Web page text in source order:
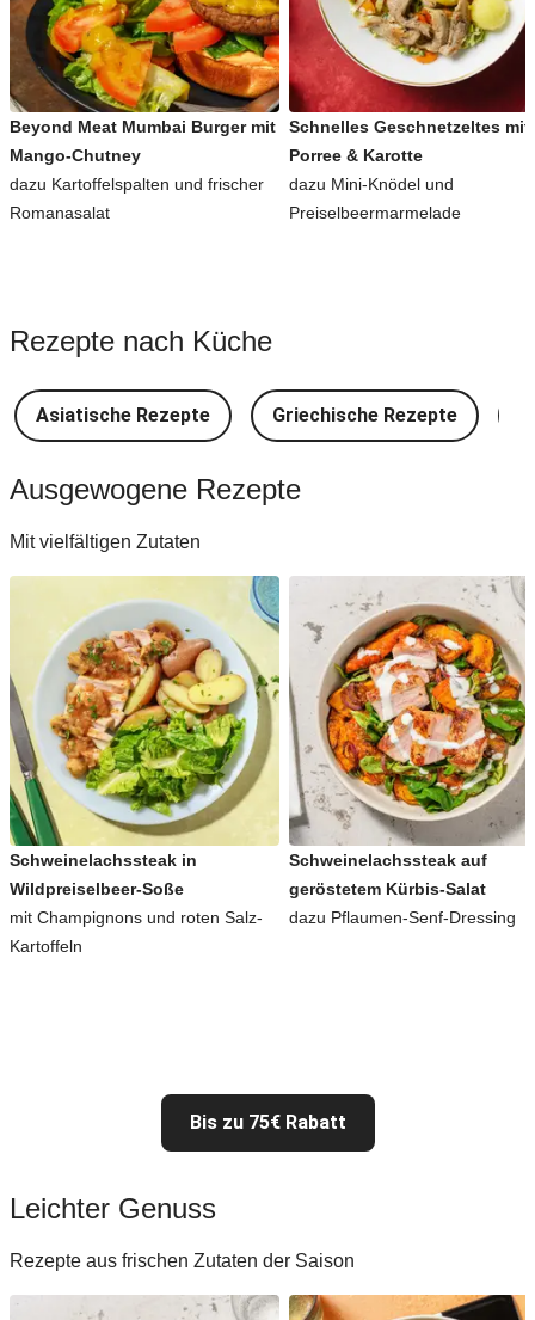
Beyond Meat Mumbai Burger mit
Mango-Chutney
dazu Kartoffelspalten und frischer
Romanasalat
Schnelles Geschnetzeltes mit
Porree & Karotte
dazu Mini-Knödel und
Preiselbeermarmelade
Rezepte nach Küche
Asiatische Rezepte Griechische Rezepte
Ausgewogene Rezepte
Mit vielfältigen Zutaten
Schweinelachssteak in
Wildpreiselbeer-Soße
mit Champignons und roten Salz-
Kartoffeln
Schweinelachssteak auf
geröstetem Kürbis-Salat
dazu Pflaumen-Senf-Dressing
Bis zu 75€ Rabatt
Leichter Genuss
Rezepte aus frischen Zutaten der Saison